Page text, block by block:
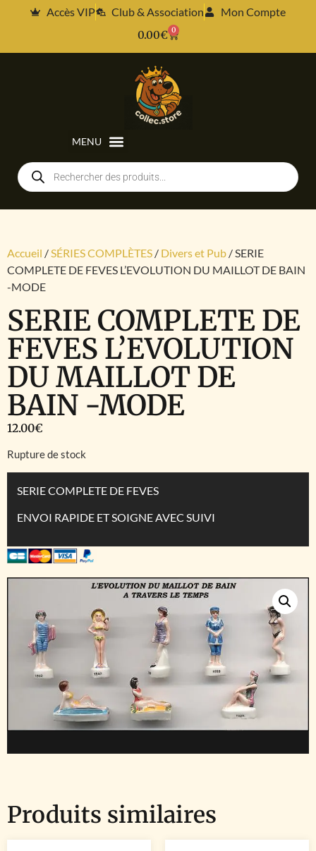
Accès VIP Club & Association
Mon Compte
0.00€ 0
Accueil /SÉRIES COMPLÈTES / Divers et Pub / SERIE
COMPLETE DE FEVES L’EVOLUTION DU MAILLOT DE BAIN
-MODE
SERIE COMPLETE DE
FEVES L’EVOLUTION
DU MAILLOT DE
BAIN -MODE
12.00€
Rupture de stock
SERIE COMPLETE DE FEVES
ENVOI RAPIDE ET SOIGNE AVEC SUIVI
Produits similaires